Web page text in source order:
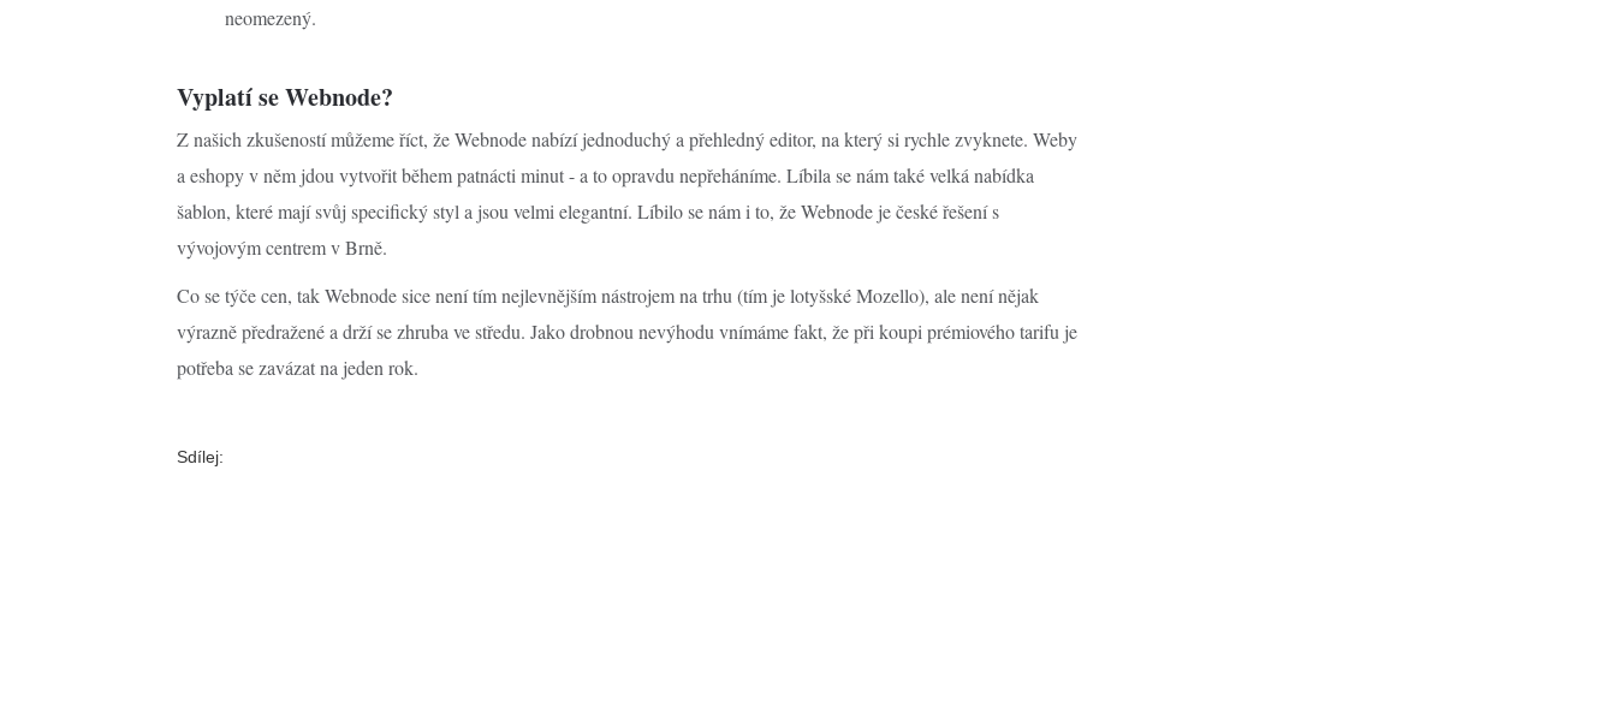
neomezený.
Vyplatí se Webnode?
Z našich zkušeností můžeme říct, že Webnode nabízí jednoduchý a přehledný editor, na který si rychle zvyknete. Weby
a eshopy v něm jdou vytvořit během patnácti minut - a to opravdu nepřeháníme. Líbila se nám také velká nabídka
šablon, které mají svůj specifický styl a jsou velmi elegantní. Líbilo se nám i to, že Webnode je české řešení s
vývojovým centrem v Brně.
Co se týče cen, tak Webnode sice není tím nejlevnějším nástrojem na trhu (tím je lotyšské Mozello), ale není nějak
výrazně předražené a drží se zhruba ve středu. Jako drobnou nevýhodu vnímáme fakt, že při koupi prémiového tarifu je
potřeba se zavázat na jeden rok.
Sdílej: